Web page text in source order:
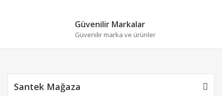
Güvenilir Markalar
Güvenilir marka ve ürünler
Santek Mağaza